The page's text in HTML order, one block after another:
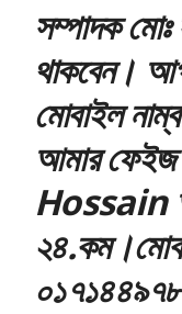
সম্পাদক মোঃ
থাকবেন।
মোবাইল
আমার
Hossain